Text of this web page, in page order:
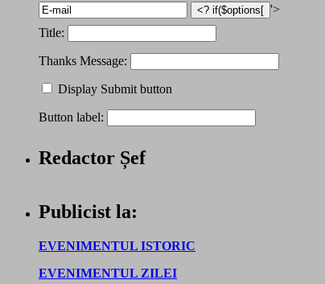
'>
Title:
Thanks Message:
Display Submit button
Button label:
Redactor Șef
Publicist la:
EVENIMENTUL ISTORIC
EVENIMENTUL ZILEI